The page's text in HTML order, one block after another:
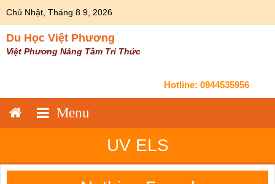
Chủ Nhật, Tháng 8 9, 2026
Du Học Việt Phương
Việt Phương Nâng Tầm Tri Thức
Hotline: 0944535956
UV ELS